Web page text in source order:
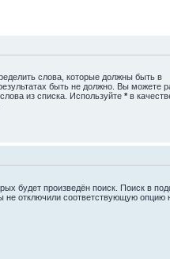
слова, которые должны быть в
быть не должно. Вы можете
из списка. Используйте * в
будет произведён поиск. Поиск в
не отключили соответствующую опцию